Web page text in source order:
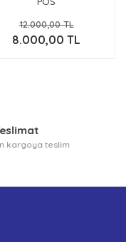
12.000,00 TL
8.000,00 TL